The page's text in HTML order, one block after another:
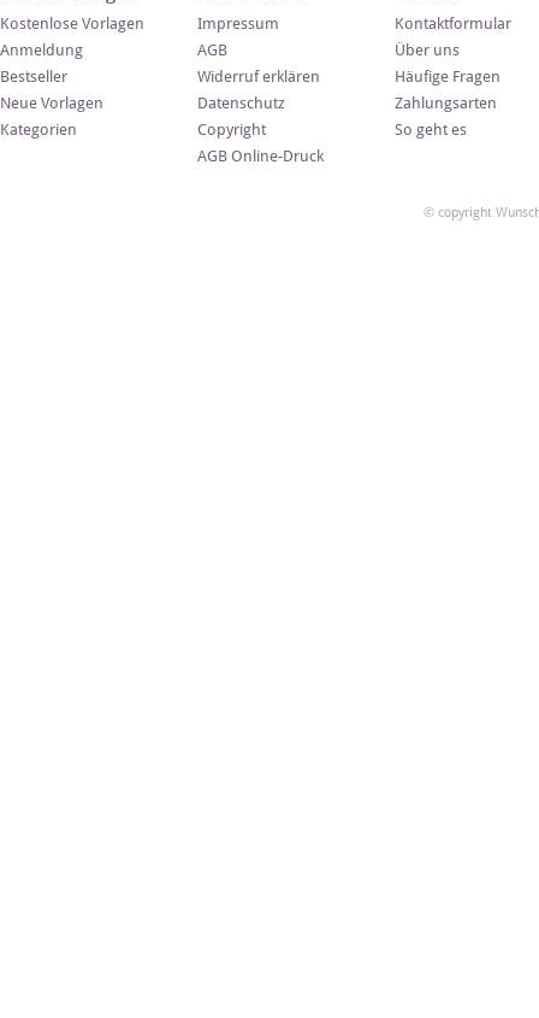
Kostenlose Vorlagen
Anmeldung
Bestseller
Neue Vorlagen
Kategorien
Impressum
AGB
Widerruf erklären
Datenschutz
Copyright
AGB Online-Druck
Kontaktformular
Über uns
Häufige Fragen
Zahlungsarten
So geht es
© copyright